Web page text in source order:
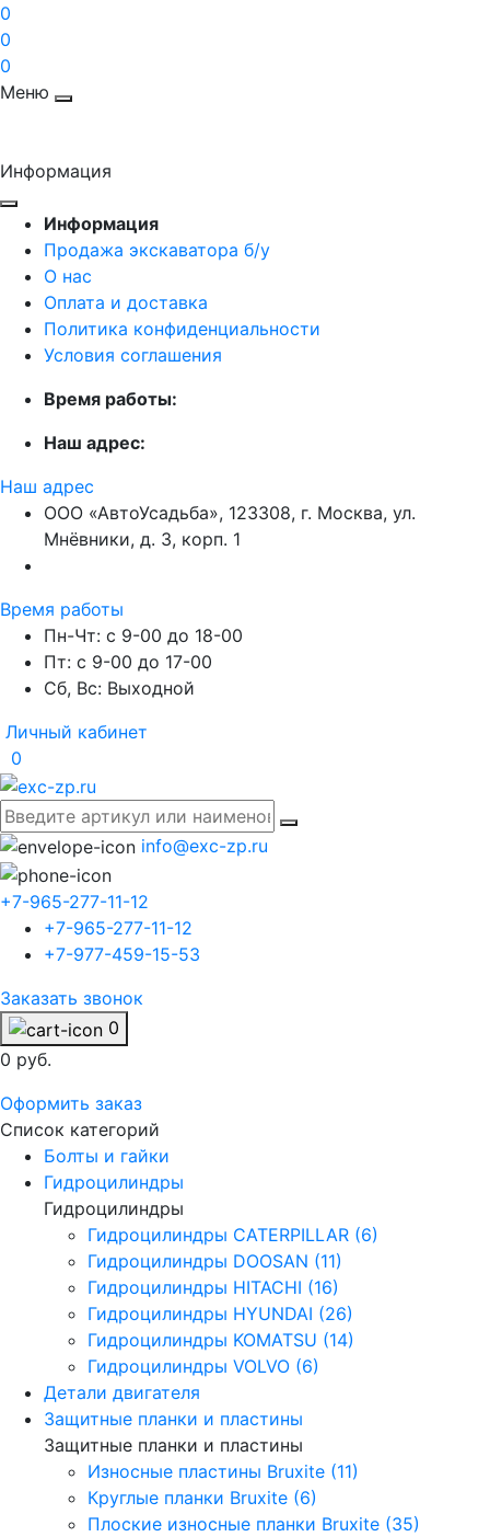
0
0
0
Меню
Информация
Информация
Продажа экскаватора б/у
О нас
Оплата и доставка
Политика конфиденциальности
Условия соглашения
Время работы:
Наш адрес:
Наш адрес
ООО «АвтоУсадьба», 123308, г. Москва, ул.
Мнёвники, д. 3, корп. 1
Время работы
Пн-Чт: с 9-00 до 18-00
Пт: с 9-00 до 17-00
Сб, Вс: Выходной
Личный кабинет
0
info@exc-zp.ru
+7-965-277-11-12
+7-965-277-11-12
+7-977-459-15-53
Заказать звонок
0
0 руб.
Оформить заказ
Список категорий
Болты и гайки
Гидроцилиндры
Гидроцилиндры
Гидроцилиндры CATERPILLAR (6)
Гидроцилиндры DOOSAN (11)
Гидроцилиндры HITACHI (16)
Гидроцилиндры HYUNDAI (26)
Гидроцилиндры KOMATSU (14)
Гидроцилиндры VOLVO (6)
Детали двигателя
Защитные планки и пластины
Защитные планки и пластины
Износные пластины Bruxite (11)
Круглые планки Bruxite (6)
Плоские износные планки Bruxite (35)